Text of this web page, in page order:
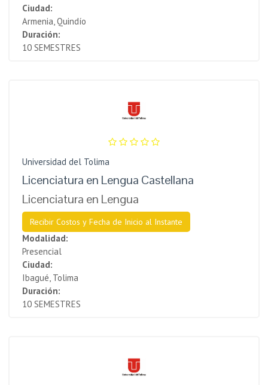
Ciudad:
Armenia, Quindío
Duración:
10 SEMESTRES
Universidad del Tolima
Licenciatura en Lengua Castellana
Licenciatura en Lengua
Recibir Costos y Fecha de Inicio al Instante
Modalidad:
Presencial
Ciudad:
Ibagué, Tolima
Duración:
10 SEMESTRES